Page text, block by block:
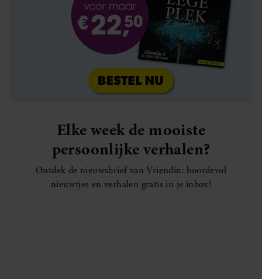
Elke week de mooiste
persoonlijke verhalen?
Ontdek de nieuwsbrief van Vriendin: boordevol
nieuwtjes en verhalen gratis in je inbox!